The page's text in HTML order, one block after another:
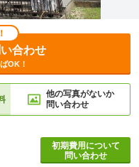
合わせ
OK！
他の写真がないか
問い合わせ
初期費用について
問い合わせ